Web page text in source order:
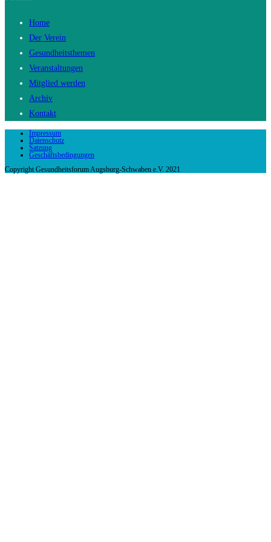
Home
Der Verein
Gesundheitsthemen
Veranstaltungen
Mitglied werden
Archiv
Kontakt
Impressum
Datenschutz
Satzung
Geschäftsbedingungen
Copyright Gesundheitsforum Augsburg-Schwaben e.V. 2021